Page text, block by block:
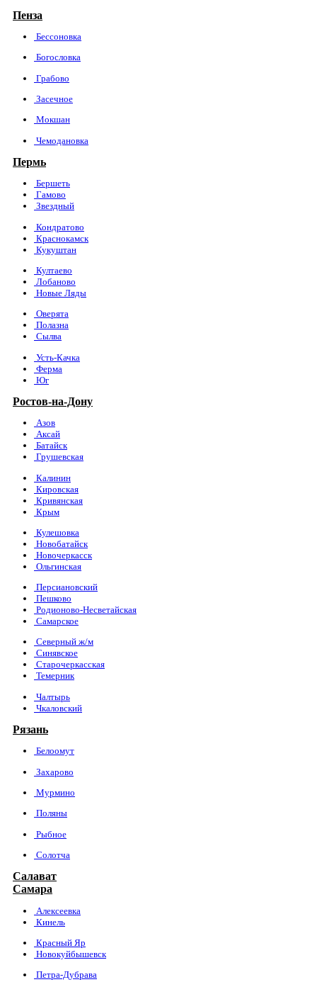
Пенза
Бессоновка
Богословка
Грабово
Засечное
Мокшан
Чемодановка
Пермь
Бершеть
Гамово
Звездный
Кондратово
Краснокамск
Кукуштан
Култаево
Лобаново
Новые Ляды
Оверята
Полазна
Сылва
Усть-Качка
Ферма
Юг
Ростов-на-Дону
Азов
Аксай
Батайск
Грушевская
Калинин
Кировская
Кривянская
Крым
Кулешовка
Новобатайск
Новочеркасск
Ольгинская
Персиановский
Пешково
Родионово-Несветайская
Самарское
Северный ж/м
Синявское
Старочеркасская
Темерник
Чалтырь
Чкаловский
Рязань
Белоомут
Захарово
Мурмино
Поляны
Рыбное
Солотча
Салават
Самара
Алексеевка
Кинель
Красный Яр
Новокуйбышевск
Петра-Дубрава